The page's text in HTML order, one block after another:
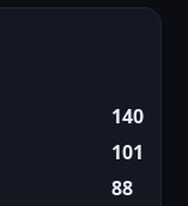
140
101
88